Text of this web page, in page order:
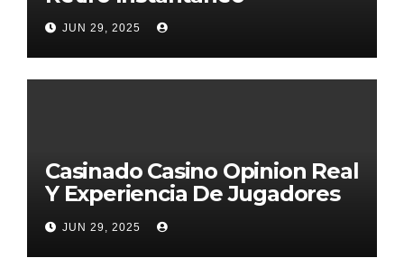
JUN 29, 2025
Casinado Casino Opinion Real
Y Experiencia De Jugadores
2026
JUN 29, 2025